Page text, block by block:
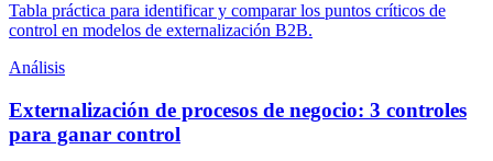
Tabla práctica para identificar y comparar los puntos críticos de
control en modelos de externalización B2B.
Análisis
Externalización de procesos de negocio: 3 controles
para ganar control